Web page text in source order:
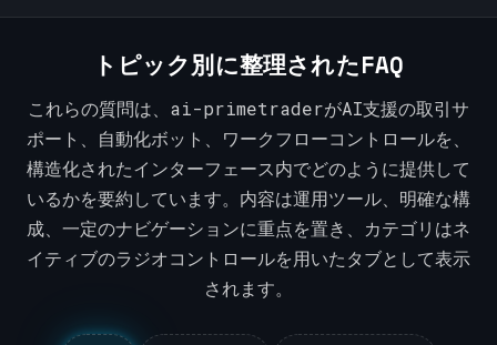
トピック別に整理されたFAQ
これらの質問は、ai-primetraderがAI支援の取引サ
ポート、自動化ボット、ワークフローコントロールを、
構造化されたインターフェース内でどのように提供して
いるかを要約しています。内容は運用ツール、明確な構
成、一定のナビゲーションに重点を置き、カテゴリはネ
イティブのラジオコントロールを用いたタブとして表示
されます。